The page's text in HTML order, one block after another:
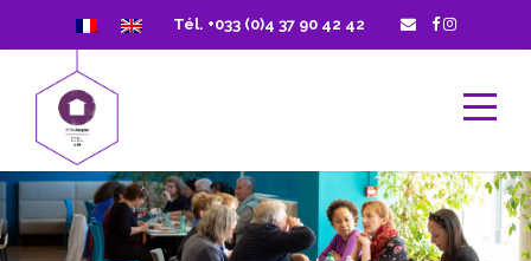
Tél. +033 (0)4 37 90 42 42